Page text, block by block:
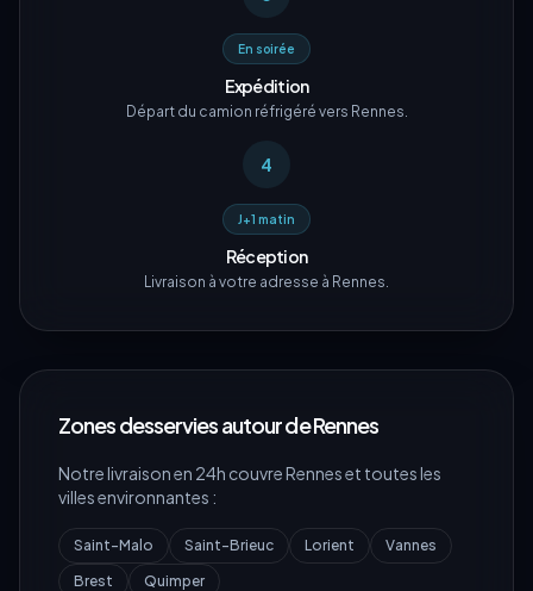
En soirée
Expédition
Départ du camion réfrigéré vers Rennes.
4
J+1 matin
Réception
Livraison à votre adresse à Rennes.
Zones desservies autour deRennes
Notre livraison en 24h couvreRenneset toutes les
villes environnantes :
Saint-Malo Saint-Brieuc Lorient
Vannes
Brest
Quimper